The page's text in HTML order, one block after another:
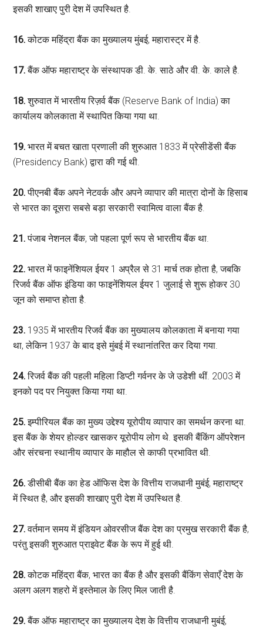
इसकी शाखाए पुरी देश में उपस्थित है.
16.कोटक महिंद्रा बैंक का मुख्यालय मुंबई, महारास्ट्र में है.
17.बैंक ऑफ महाराष्ट्र के संस्थापक डी. के. साठे और वी. के. काले है.
18.शुरुवात में भारतीय रिज़र्व बैंक (Reserve Bank of India) का
कार्यालय कोलकाता में स्थापित किया गया था.
19.भारत में बचत खाता प्रणाली की शुरुआत 1833 में प्रेसीडेंसी बैंक
(Presidency Bank) द्वारा की गई थी.
20.पीएनबी बैंक अपने नेटवर्क और अपने व्यापार की मात्रा दोनों के हिसाब
से भारत का दूसरा सबसे बड़ा सरकारी स्वामित्व वाला बैंक है.
21.पंजाब नेशनल बैंक, जो पहला पूर्ण रूप से भारतीय बैंक था.
22. भारत में फाइनेंशियल ईयर 1 अप्रैल से 31 मार्च तक होता है, जबकि
रिजर्व बैंक ऑफ इंडिया का फाइनेंशियल ईयर 1 जुलाई से शुरू होकर 30
जून को समाप्‍त होता है.
23. 1935 में भारतीय रिजर्व बैंक का मुख्‍यालय कोलकाता में बनाया गया
था, लेकिन 1937 के बाद इसे मुंबई में स्थानांतरित कर दिया गया.
24.रिजर्व बैंक की पहली महिला डिप्टी गर्वनर के जे उडेशी थीं. 2003 में
इनको पद पर नियुक्त किया गया था.
25.इम्पीरियल बैंक का मुख्य उद्देश्य यूरोपीय व्यापार का समर्थन करना था.
इस बैंक के शेयर होल्डर खासकर यूरोपीय लोग थे. इसकी बैंकिंग ऑपरेशन
और संरचना स्थानीय व्यापार के माहौल से काफी प्रभावित थी.
26.डीसीबी बैंक का हेड ऑफिस देश के वित्तीय राजधानी मुबंई, महाराष्ट्र
में स्थित है, और इसकी शाखाए पुरी देश में उपस्थित है.
27.वर्तमान समय में इंडियन ओवरसीज बैंक देश का प्रमुख सरकारी बैंक है,
परंतु इसकी शुरुआत प्राइवेट बैंक के रूप में हुई थी.
28.कोटक महिंद्रा बैंक, भारत का बैंक है और इसकी बैंकिंग सेवाएँ देश के
अलग अलग शहरो में इस्तेमाल के लिए मिल जाती है.
29.बैंक ऑफ महाराष्ट्र का मुख्यालय देश के वित्तीय राजधानी मुबंई,